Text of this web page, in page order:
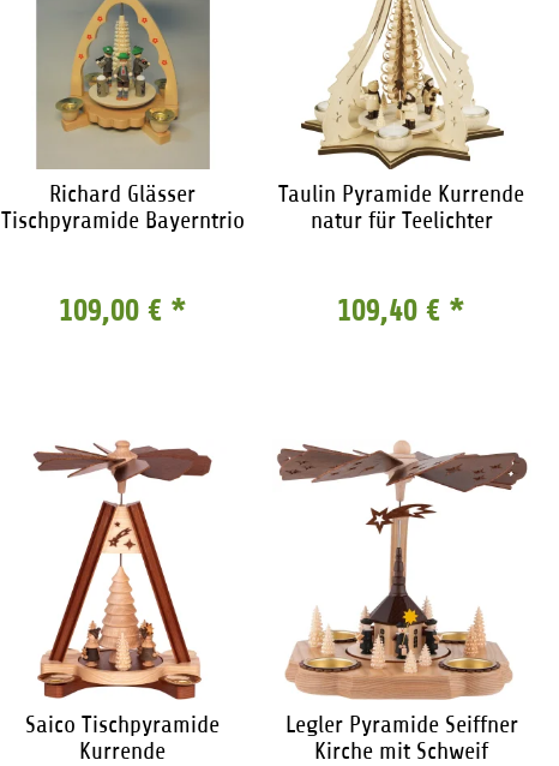
Richard Glässer
Tischpyramide Bayerntrio
109,00 € *
Taulin Pyramide Kurrende
natur für Teelichter
109,40 € *
Saico Tischpyramide
Kurrende
Legler Pyramide Seiffner
Kirche mit Schweif